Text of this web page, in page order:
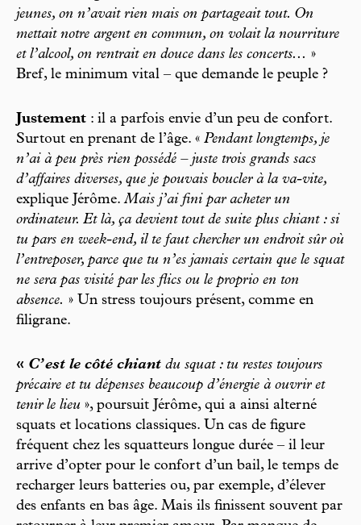
jeunes, on n’avait rien mais on partageait tout. On
mettait notre argent en commun, on volait la nourriture
et l’alcool, on rentrait en douce dans les concerts... »
Bref, le minimum vital – que demande le peuple ?
Justement : il a parfois envie d’un peu de confort.
Surtout en prenant de l’âge. « Pendant longtemps, je
n’ai à peu près rien possédé – juste trois grands sacs
d’affaires diverses, que je pouvais boucler à la va-vite,
explique Jérôme.Mais j’ai fini par acheter un
ordinateur. Et là, ça devient tout de suite plus chiant : si
tu pars en week-end, il te faut chercher un endroit sûr où
l’entreposer, parce que tu n’es jamais certain que le squat
ne sera pas visité par les flics ou le proprio en ton
absence. » Un stress toujours présent, comme en
filigrane.
« C’est le côté chiant du squat : tu restes toujours
précaire et tu dépenses beaucoup d’énergie à ouvrir et
tenir le lieu », poursuit Jérôme, qui a ainsi alterné
squats et locations classiques. Un cas de figure
fréquent chez les squatteurs longue durée – il leur
arrive d’opter pour le confort d’un bail, le temps de
recharger leurs batteries ou, par exemple, d’élever
des enfants en bas âge. Mais ils finissent souvent par